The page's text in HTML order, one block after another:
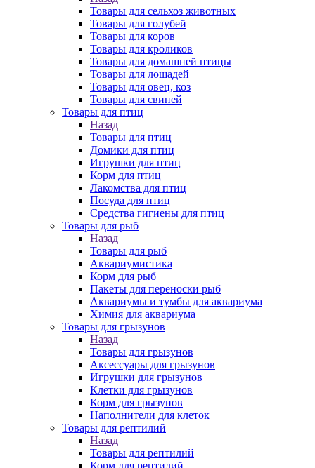
Товары для сельхоз животных
Товары для голубей
Товары для коров
Товары для кроликов
Товары для домашней птицы
Товары для лошадей
Товары для овец, коз
Товары для свиней
Товары для птиц
Назад
Товары для птиц
Домики для птиц
Игрушки для птиц
Корм для птиц
Лакомства для птиц
Посуда для птиц
Средства гигиены для птиц
Товары для рыб
Назад
Товары для рыб
Аквариумистика
Корм для рыб
Пакеты для переноски рыб
Аквариумы и тумбы для аквариума
Химия для аквариума
Товары для грызунов
Назад
Товары для грызунов
Аксессуары для грызунов
Игрушки для грызунов
Клетки для грызунов
Корм для грызунов
Наполнители для клеток
Товары для рептилий
Назад
Товары для рептилий
Корм для рептилий